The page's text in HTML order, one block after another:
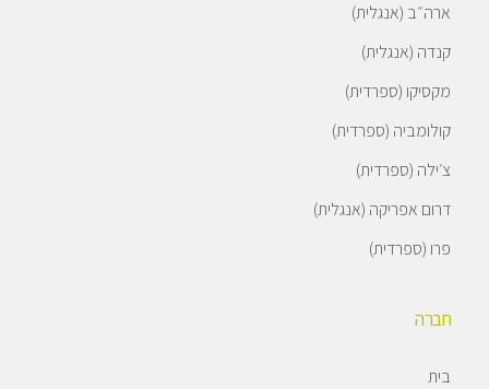
ארה״ב (אנגלית)
קנדה (אנגלית)
מקסיקו (ספרדית)
קולומביה (ספרדית)
צ׳ילה (ספרדית)
דרום אפריקה (אנגלית)
פרו (ספרדית)
חברה
בית